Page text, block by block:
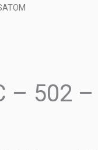
– 502 –